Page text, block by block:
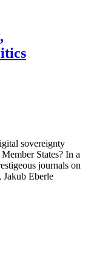
sovereignty
States? In a
journals on
Eberle